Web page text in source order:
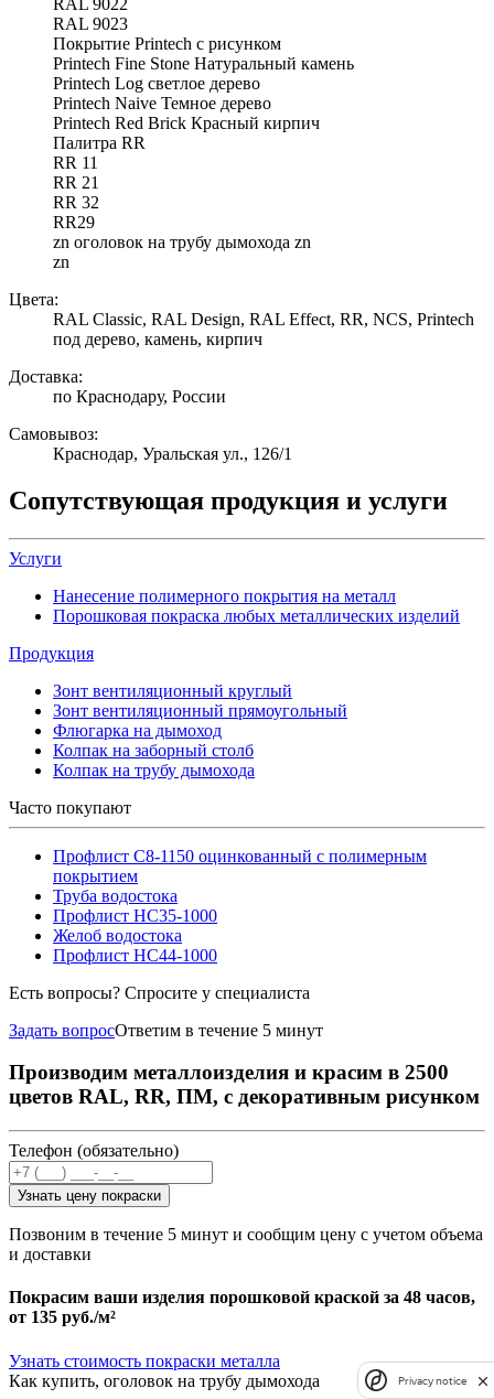
RAL 9023
Покрытие Printech с рисунком
Printech Fine Stone Натуральный камень
Printech Log светлое дерево
Printech Naive Темное дерево
Printech Red Brick Красный кирпич
Палитра RR
RR 11
RR 21
RR 32
RR29
zn оголовок на трубу дымохода zn
zn
Цвета:
RAL Classic, RAL Design, RAL Effect, RR, NCS, Printech
под дерево, камень, кирпич
Доставка:
по Краснодару, России
Самовывоз:
Краснодар, Уральская ул., 126/1
Сопутствующая продукция и услуги
Услуги
Нанесение полимерного покрытия на металл
Порошковая покраска любых металлических изделий
Продукция
Зонт вентиляционный круглый
Зонт вентиляционный прямоугольный
Флюгарка на дымоход
Колпак на заборный столб
Колпак на трубу дымохода
Часто покупают
Профлист С8-1150 оцинкованный с полимерным
покрытием
Труба водостока
Профлист НС35-1000
Желоб водостока
Профлист НС44-1000
Есть вопросы? Спросите у специалиста
Задать вопросОтветим в течение 5 минут
Производим металлоизделия и красим в 2500
цветов RAL, RR, ПМ, с декоративным рисунком
Телефон (обязательно)
Узнать цену покраски
Позвоним в течение 5 минут и сообщим цену с учетом объема
и доставки
Покрасим ваши изделия порошковой краской за 48 часов,
от 135 руб./м²
Узнать стоимость покраски металла
Как купить, оголовок на трубу дымохода
Privacy notice